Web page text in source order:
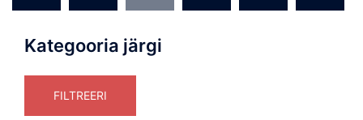
Kategooria järgi
FILTREERI